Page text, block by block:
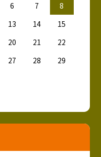
6 7
8
13 14
15
20 21
22
27 28
29